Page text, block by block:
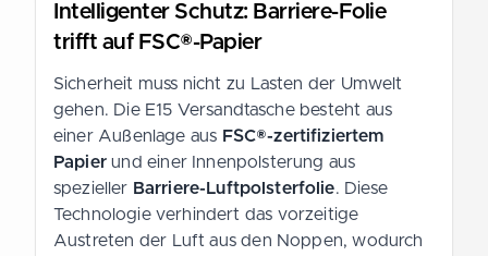
Intelligenter Schutz: Barriere-Folie
trifft auf FSC®-Papier
Sicherheit muss nicht zu Lasten der Umwelt
gehen. Die E15 Versandtasche besteht aus
einer Außenlage aus FSC®-zertifiziertem
Papierund einer Innenpolsterung aus
spezieller Barriere-Luftpolsterfolie. Diese
Technologie verhindert das vorzeitige
Austreten der Luft aus den Noppen, wodurch